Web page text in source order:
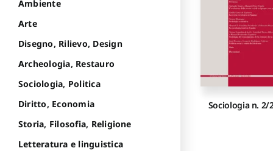
Sociologia n. 2/
Ambiente
Arte
Disegno, Rilievo, Design
Archeologia, Restauro
Sociologia, Politica
Diritto, Economia
Storia, Filosofia, Religione
Letteratura e linguistica